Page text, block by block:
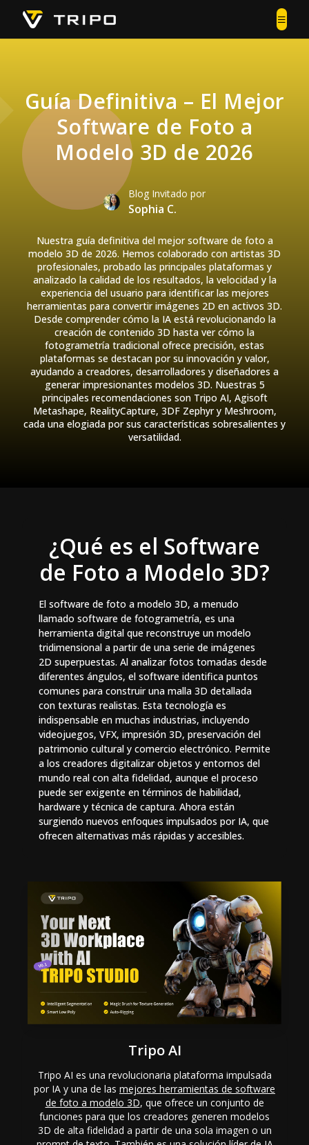
Guía Definitiva – El Mejor
Software de Foto a
Modelo 3D de 2026
Blog Invitado por
Sophia C.
Nuestra guía definitiva del mejor software de foto a
modelo 3D de 2026. Hemos colaborado con artistas 3D
profesionales, probado las principales plataformas y
analizado la calidad de los resultados, la velocidad y la
experiencia del usuario para identificar las mejores
herramientas para convertir imágenes 2D en activos 3D.
Desde comprender cómo la IA está revolucionando la
creación de contenido 3D hasta ver cómo la
fotogrametría tradicional ofrece precisión, estas
plataformas se destacan por su innovación y valor,
ayudando a creadores, desarrolladores y diseñadores a
generar impresionantes modelos 3D. Nuestras 5
principales recomendaciones son Tripo AI, Agisoft
Metashape, RealityCapture, 3DF Zephyr y Meshroom,
cada una elogiada por sus características sobresalientes y
versatilidad.
¿Qué es el Software
de Foto a Modelo 3D?
El software de foto a modelo 3D, a menudo
llamado software de fotogrametría, es una
herramienta digital que reconstruye un modelo
tridimensional a partir de una serie de imágenes
2D superpuestas. Al analizar fotos tomadas desde
diferentes ángulos, el software identifica puntos
comunes para construir una malla 3D detallada
con texturas realistas. Esta tecnología es
indispensable en muchas industrias, incluyendo
videojuegos, VFX, impresión 3D, preservación del
patrimonio cultural y comercio electrónico. Permite
a los creadores digitalizar objetos y entornos del
mundo real con alta fidelidad, aunque el proceso
puede ser exigente en términos de habilidad,
hardware y técnica de captura. Ahora están
surgiendo nuevos enfoques impulsados por IA, que
ofrecen alternativas más rápidas y accesibles.
Tripo AI
Tripo AI es una revolucionaria plataforma impulsada
por IA y una de las mejores herramientas de software
de foto a modelo 3D, que ofrece un conjunto de
funciones para que los creadores generen modelos
3D de alta fidelidad a partir de una sola imagen o un